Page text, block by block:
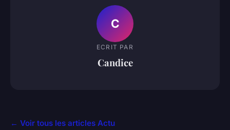
C
ECRIT PAR
Candice
← Voir tous les articles Actu